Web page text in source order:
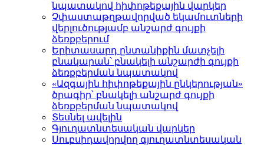
նպատակով հիփոթեքային վարկեր
Չփաստաթղթավորված եկամուտների
վերլուծությամբ անշարժ գույքի
ձեռքբերում
Երիտասարդ ընտանիքին մատչելի
բնակարան՝ բնակելի անշարժի գույքի
ձեռքբերման նպատակով
«Ազգային հիփոթեքային ընկերության»
ծրագիր՝ բնակելի անշարժ գույքի
ձեռքբերման նպատակով
Տեսնել ավելին
Գյուղատնտեսական վարկեր
Սուբսիդավորվող գյուղատնտեսական